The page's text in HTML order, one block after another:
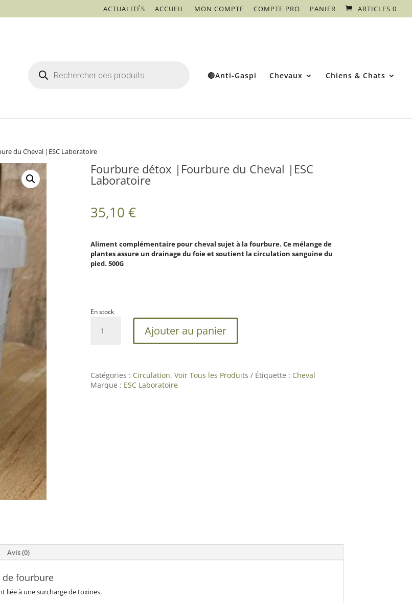
ACTUALITÉS ACCUEIL MON COMPTE COMPTE PRO PANIER ARTICLES 0
produits 🔴Anti-Gaspi Chevaux Chiens & Chats
du Cheval |ESC Laboratoire
Fourbure détox |Fourbure du Cheval |ESC
Laboratoire
35,10 €
Aliment complémentaire pour cheval sujet à la fourbure. Ce mélange de
plantes assure un drainage du foie et soutient la circulation sanguine du
pied. 500G
En stock
du
Cheval
|ESC
Ajouter au panier
Catégories : Circulation, Voir Tous les Produits Étiquette : Cheval
Marque : ESC Laboratoire
Avis (0)
de fourbure
liée à une surcharge de toxines.